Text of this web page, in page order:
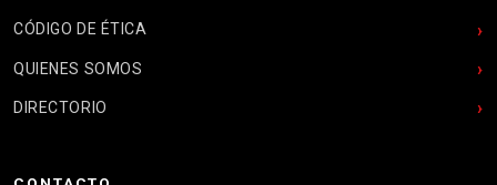
CÓDIGO DE ÉTICA
QUIENES SOMOS
DIRECTORIO